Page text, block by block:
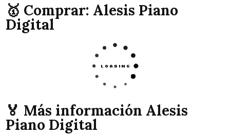
🥇 Comprar: Alesis Piano
Digital
🏅 Más información Alesis
Piano Digital